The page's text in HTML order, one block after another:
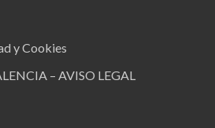
y Cookies
– AVISO LEGAL